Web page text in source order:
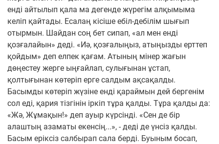
енді айтылып қала ма дегенде жүрегім алқымыма
келіп қайтады. Есалаң кісіше ебіл-дебілім шығып
отырмын. Шайдан соң бет сипап, «ал мен енді
қозғалайын» деді. «Иә, қозғалыңыз, атыңызды ерттеп
қойдым» деп елпек қағам. Атының мінер жағын
дөңестеу жерге ыңғайлап, сулығынан ұстап,
қолтығынан көтеріп ерге салдым ақсақалды.
Басымды көтеріп жүзіне енді қараймын дей бергенім
сол еді, қария тізгінін іркіп тұра қалды. Тұра қалды да:
«Жә, Жұмақын!» деп ауыр күрсінді. «Сен де бір
алаштың азаматы екенсің...», - деді де үнсіз қалды.
Басым еріксіз салбырап сала берді. Буыным босап,